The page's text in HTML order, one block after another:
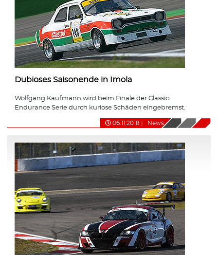
Dubioses Saisonende in Imola
Wolfgang Kaufmann wird beim Finale der Classic
Endurance Serie durch kuriose Schäden eingebremst.
06.11.2018 News